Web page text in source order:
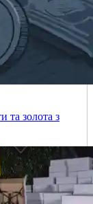
та золота з